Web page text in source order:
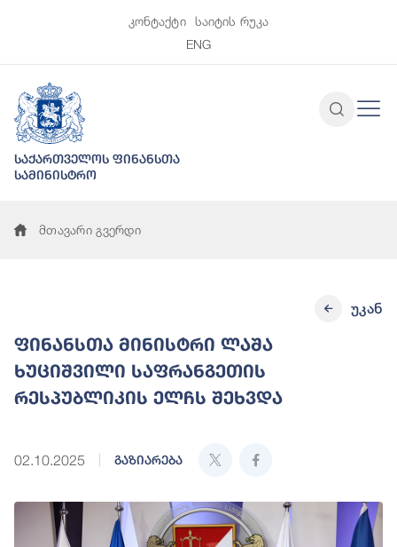
კონტაქტი
საიტის რუკა
ENG
საქართველოს ფინანსთა
სამინისტრო
მთავარი გვერდი
ფინანსთა მინისტრი ლაშა
ხუციშვილი საფრანგეთის
რესპუბლიკის ელჩს შეხვდა
02.10.2025 გაზიარება
უკან